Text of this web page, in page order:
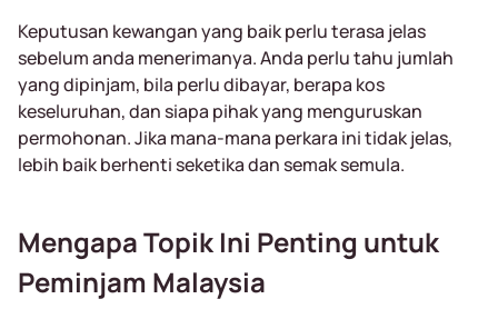
Keputusan kewangan yang baik perlu terasa jelas
sebelum anda menerimanya. Anda perlu tahu jumlah
yang dipinjam, bila perlu dibayar, berapa kos
keseluruhan, dan siapa pihak yang menguruskan
permohonan. Jika mana-mana perkara ini tidak jelas,
lebih baik berhenti seketika dan semak semula.
Mengapa Topik Ini Penting untuk
Peminjam Malaysia